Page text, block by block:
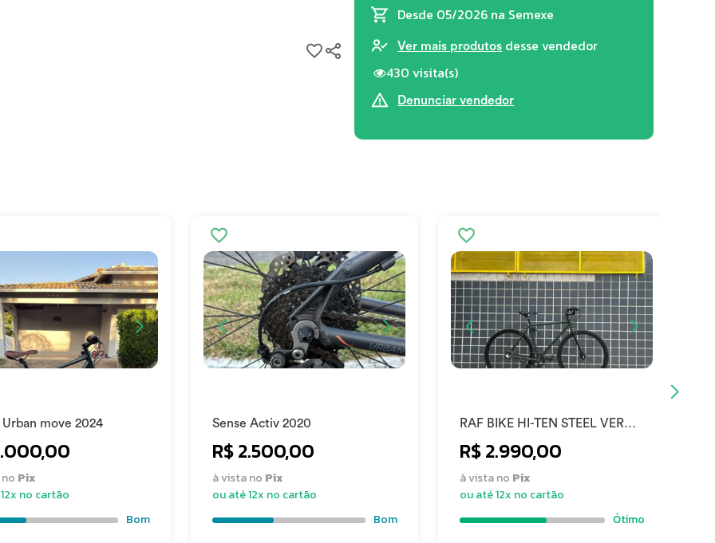
Force | 29 X 2.25
Disc 29" | Raios Sapim | Cubo Shimano Center Lock Tx-505
32 Furos
Force | 29 X 2.25
Desde 05/2026 na Semexe
Ver mais produtos desse vendedor
430 visita(s)
Denunciar vendedor
Urban move 2024
Pix
no cartão
Bom
Sense Activ 2020
R$ 2.500,00
à vista no Pix
ou até 12x no cartão
Bom
RAF BIKE HI-TEN STEEL VERDE
VELOCIDADES 50 2025
R$ 2.990,00
à vista no Pix
ou até 12x no cartão
Ótimo